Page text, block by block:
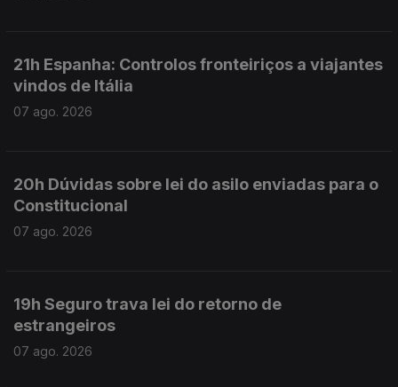
21h Espanha: Controlos fronteiriços a viajantes
vindos de Itália
07 ago. 2026
20h Dúvidas sobre lei do asilo enviadas para o
Constitucional
07 ago. 2026
19h Seguro trava lei do retorno de
estrangeiros
07 ago. 2026